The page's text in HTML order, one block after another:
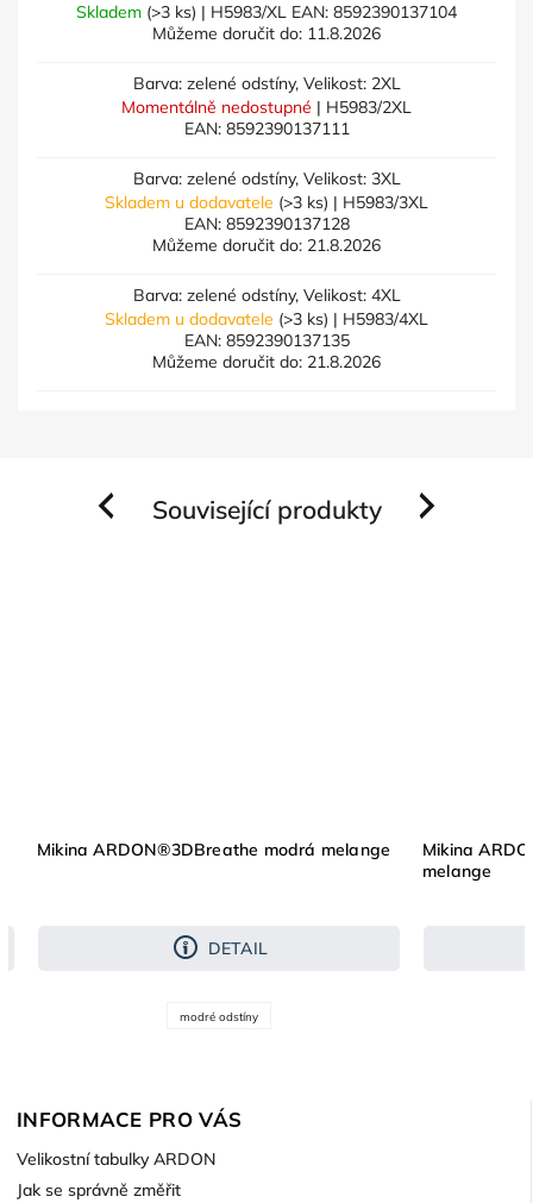
Skladem (>3 ks) | H5983/XL EAN: 8592390137104
Můžeme doručit do: 11.8.2026
Barva: zelené odstíny, Velikost: 2XL
Momentálně nedostupné | H5983/2XL
EAN: 8592390137111
Barva: zelené odstíny, Velikost: 3XL
Skladem u dodavatele (>3 ks) | H5983/3XL
EAN: 8592390137128
Můžeme doručit do: 21.8.2026
Barva: zelené odstíny, Velikost: 4XL
Skladem u dodavatele (>3 ks) | H5983/4XL
EAN: 8592390137135
Můžeme doručit do: 21.8.2026
Související produkty
Previous
Mikina ARDON®3DBreathe modrá melange
DETAIL
modré odstíny
Mikina
melange
Next
INFORMACE PRO VÁS
Velikostní tabulky ARDON
Jak se správně změřit